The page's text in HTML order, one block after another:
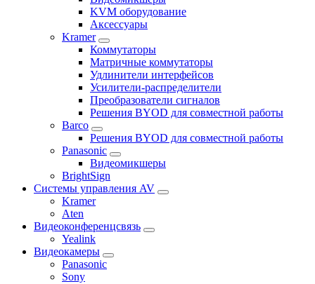
KVM оборудование
Аксессуары
Kramer
Коммутаторы
Матричные коммутаторы
Удлинители интерфейсов
Усилители-распределители
Преобразователи сигналов
Решения BYOD для совместной работы
Barco
Решения BYOD для совместной работы
Panasonic
Видеомикшеры
BrightSign
Системы управления AV
Kramer
Aten
Видеоконференцсвязь
Yealink
Видеокамеры
Panasonic
Sony